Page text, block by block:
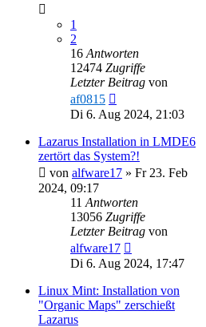
1
2
16 Antworten
12474 Zugriffe
Letzter Beitrag von
af0815
Di 6. Aug 2024, 21:03
Lazarus Installation in LMDE6
zertört das System?!
von alfware17 » Fr 23. Feb
2024, 09:17
11 Antworten
13056 Zugriffe
Letzter Beitrag von
alfware17
Di 6. Aug 2024, 17:47
Linux Mint: Installation von
"Organic Maps" zerschießt
Lazarus